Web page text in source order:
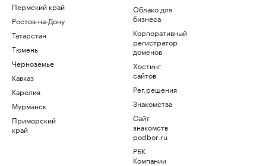
Пермский край
Ростов-на-Дону
Татарстан
Тюмень
Черноземье
Кавказ
Карелия
Мурманск
Приморский
край
Облако для
бизнеса
Корпоративный
регистратор
доменов
Хостинг
сайтов
Рег.решения
Знакомства
Сайт
знакомств
podbor.ru
РБК
Компании